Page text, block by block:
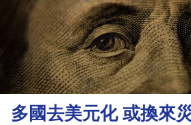
投
資
樓
市
理
財
多國去美元化 或換來